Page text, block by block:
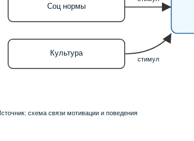
Соц нормы
Культура
стимул
схема связи мотивации и поведения